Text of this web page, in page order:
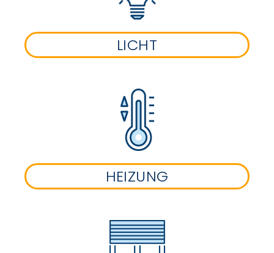
LICHT
HEIZUNG